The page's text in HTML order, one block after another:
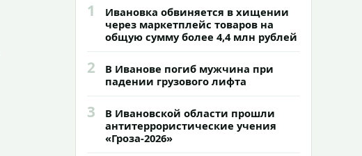
1
Ивановка обвиняется в хищении
через маркетплейс товаров на
общую сумму более 4,4 млн рублей
2
В Иванове погиб мужчина при
падении грузового лифта
3
В Ивановской области прошли
антитеррористические учения
«Гроза-2026»